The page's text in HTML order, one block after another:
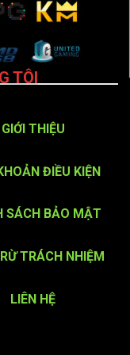
TÔI
GIỚI THIỆU
ĐIỀU KIỆN
SÁCH BẢO MẬT
TRÁCH NHIỆM
LIÊN HỆ